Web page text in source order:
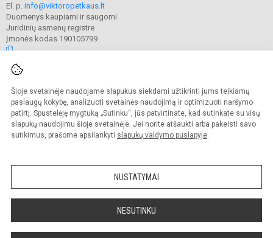
Šioje svetainėje naudojame slapukus siekdami užtikrinti jums teikiamų
paslaugų kokybę, analizuoti svetainės naudojimą ir optimizuoti naršymo
patirtį. Spustelėję mygtuką „Sutinku“, jūs patvirtinate, kad sutinkate su visų
slapukų naudojimu šioje svetainėje. Jei norite atšaukti arba pakeisti savo
sutikimus, prašome apsilankyti slapukų valdymo puslapyje.
NUSTATYMAI
NESUTINKU
El. p. info@viktoropetkaus.lt
Duomenys kaupiami ir saugomi
Juridinių asmenų registre
Įmonės kodas 190105799
Kopijuoti turinį be raštiško mokyklos administracijos sutikimo griežtai
draudžiama.
Prieinamumo paraiška Slapukų valdymas
Sumanus būdas atnaujinti